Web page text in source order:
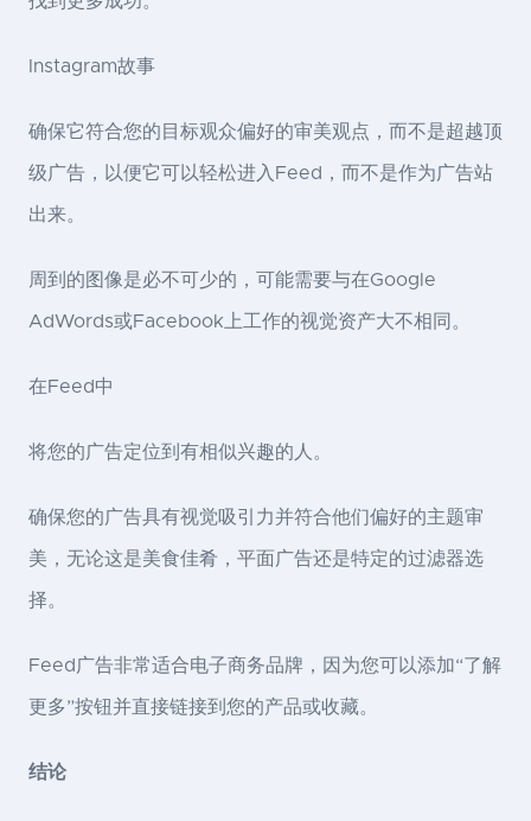
Instagram故事
确保它符合您的目标观众偏好的审美观点，而不是超越顶
级广告，以便它可以轻松进入Feed，而不是作为广告站
出来。
周到的图像是必不可少的，可能需要与在Google
AdWords或Facebook上工作的视觉资产大不相同。
在Feed中
将您的广告定位到有相似兴趣的人。
确保您的广告具有视觉吸引力并符合他们偏好的主题审
美，无论这是美食佳肴，平面广告还是特定的过滤器选
择。
Feed广告非常适合电子商务品牌，因为您可以添加“了解
更多”按钮并直接链接到您的产品或收藏。
结论